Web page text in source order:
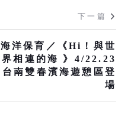
下一篇
海洋保育／《Hi！與世
界相連的海 》4/22.23
台南雙春濱海遊憩區登
場